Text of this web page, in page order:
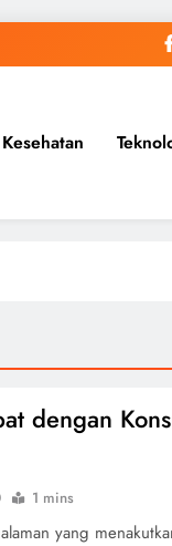
Kesehatan
dengan
1 mins
yang